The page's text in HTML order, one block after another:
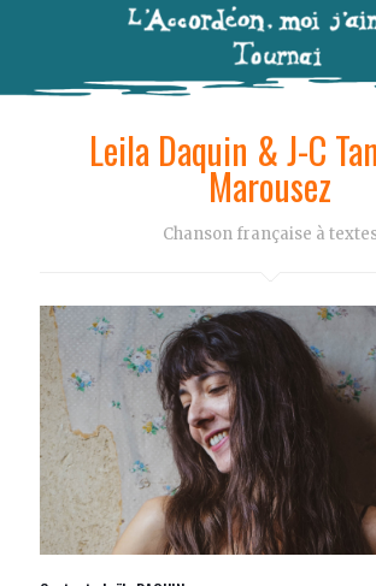
Leila Daquin & J-C Tant et T
Marousez
Chanson française à